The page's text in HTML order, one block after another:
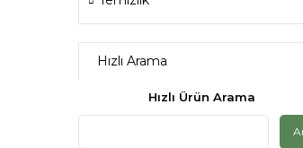
Hızlı Arama
Hızlı Ürün Arama